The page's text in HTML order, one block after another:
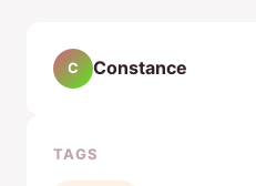
C Constance
TAGS